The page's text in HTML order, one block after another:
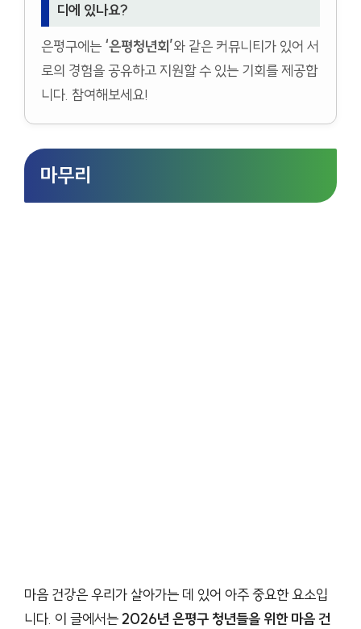
디에 있나요?
은평구에는 ‘은평청년회’와 같은 커뮤니티가 있어 서
로의 경험을 공유하고 지원할 수 있는 기회를 제공합
니다. 참여해보세요!
마무리
마음 건강은 우리가 살아가는 데 있어 아주 중요한 요소입
니다. 이 글에서는2026년 은평구 청년들을 위한 마음 건